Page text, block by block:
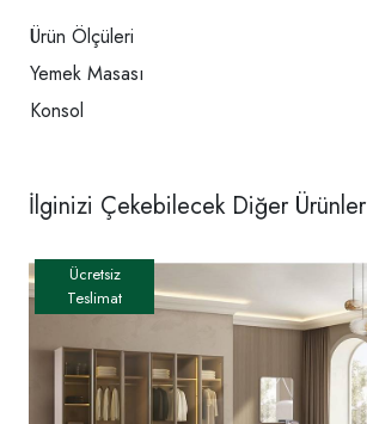
Ürün Ölçüleri
Yemek Masası
Konsol
İlginizi Çekebilecek Diğer Ürünler